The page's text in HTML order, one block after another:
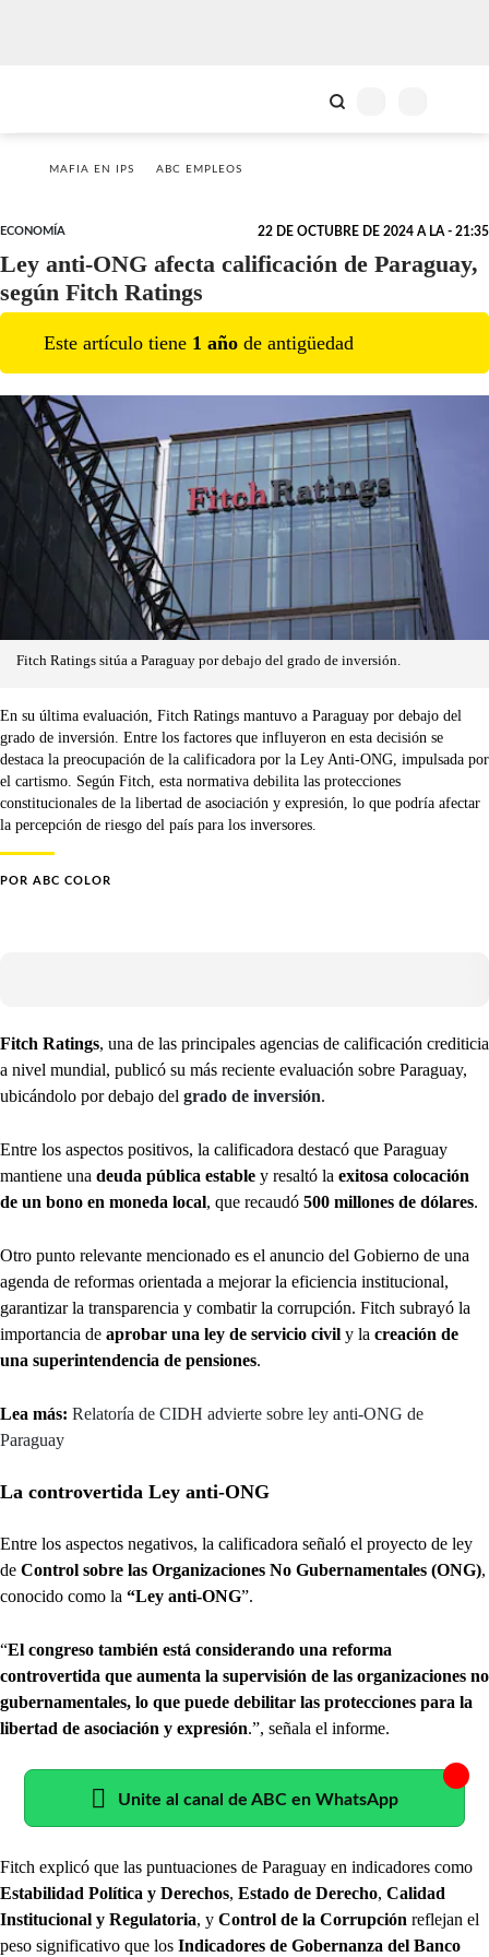
MAFIA EN IPS ABC EMPLEOS
ECONOMÍA 22 DE OCTUBRE DE 2024 A LA - 21:35
Ley anti-ONG afecta calificación de Paraguay,
según Fitch Ratings
Este artículo tiene 1 año de antigüedad
Fitch Ratings sitúa a Paraguay por debajo del grado de inversión.
En su última evaluación, Fitch Ratings mantuvo a Paraguay por debajo del
grado de inversión. Entre los factores que influyeron en esta decisión se
destaca la preocupación de la calificadora por la Ley Anti-ONG, impulsada por
el cartismo. Según Fitch, esta normativa debilita las protecciones
constitucionales de la libertad de asociación y expresión, lo que podría afectar
la percepción de riesgo del país para los inversores.
POR ABC COLOR
Fitch Ratings, una de las principales agencias de calificación crediticia
a nivel mundial, publicó su más reciente evaluación sobre Paraguay,
ubicándolo por debajo del grado de inversión.
Entre los aspectos positivos, la calificadora destacó que Paraguay
mantiene una deuda pública estable y resaltó la exitosa colocación
de un bono en moneda local, que recaudó 500 millones de dólares.
Otro punto relevante mencionado es el anuncio del Gobierno de una
agenda de reformas orientada a mejorar la eficiencia institucional,
garantizar la transparencia y combatir la corrupción. Fitch subrayó la
importancia de aprobar una ley de servicio civil y la creación de
una superintendencia de pensiones.
Lea más: Relatoría de CIDH advierte sobre ley anti-ONG de
Paraguay
La controvertida Ley anti-ONG
Entre los aspectos negativos, la calificadora señaló el proyecto de ley
de Control sobre las Organizaciones No Gubernamentales (ONG),
conocido como la “Ley anti-ONG”.
“El congreso también está considerando una reforma
controvertida que aumenta la supervisión de las organizaciones no
gubernamentales, lo que puede debilitar las protecciones para la
libertad de asociación y expresión.”, señala el informe.
Unite al canal de ABC en WhatsApp
Fitch explicó que las puntuaciones de Paraguay en indicadores como
Estabilidad Política y Derechos, Estado de Derecho, Calidad
Institucional y Regulatoria, y Control de la Corrupción reflejan el
peso significativo que los Indicadores de Gobernanza del Banco